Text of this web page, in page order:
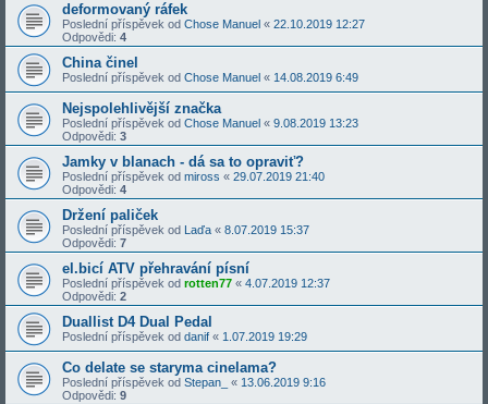
deformovaný ráfek
Poslední příspěvek od Chose Manuel « 22.10.2019 12:27
Odpovědi: 4
China činel
Poslední příspěvek od Chose Manuel « 14.08.2019 6:49
Nejspolehlivější značka
Poslední příspěvek od Chose Manuel « 9.08.2019 13:23
Odpovědi: 3
Jamky v blanach - dá sa to opraviť?
Poslední příspěvek od miross « 29.07.2019 21:40
Odpovědi: 4
Držení paliček
Poslední příspěvek od Laďa « 8.07.2019 15:37
Odpovědi: 7
el.bicí ATV přehravání písní
Poslední příspěvek od rotten77 « 4.07.2019 12:37
Odpovědi: 2
Duallist D4 Dual Pedal
Poslední příspěvek od danif « 1.07.2019 19:29
Co delate se staryma cinelama?
Poslední příspěvek od Stepan_ « 13.06.2019 9:16
Odpovědi: 9